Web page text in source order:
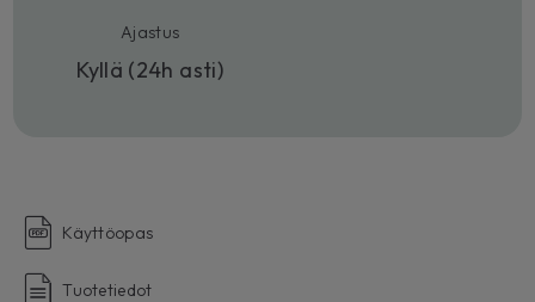
Ajastus
Kyllä (24h asti)
Käyttöopas
Tuotetiedot